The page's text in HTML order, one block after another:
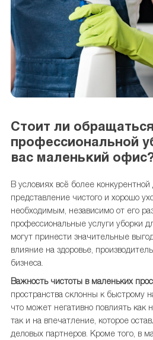
Стоит ли
профессиональной
вас маленький
В условиях всё более конкурентной
представление чистого и хорошо
необходимым, независимо от его
профессиональные услуги уборки
могут принести значительные
влияние на здоровье,
бизнеса.
Важность чистоты в маленьких
пространства склонны к быстрому
что может негативно повлиять как
так и на впечатление, которое
деловых партнеров. Кроме того, в